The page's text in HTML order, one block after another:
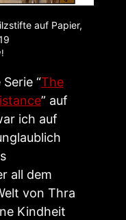
auf Papier,
“The
” auf
ich auf
all dem
von Thra
Kindheit